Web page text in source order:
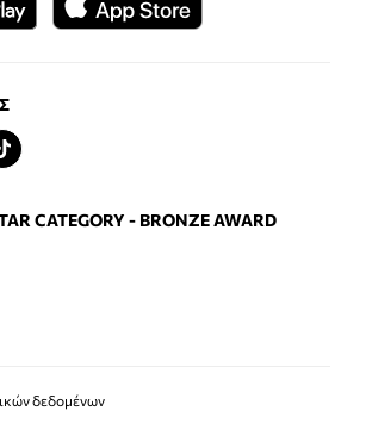
CATEGORY - BRONZE AWARD
δεδομένων